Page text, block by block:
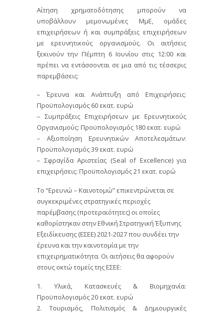
Αίτηση χρηματοδότησης μπορούν να
υποβάλλουν μεμονωμένες ΜμΕ, ομάδες
επιχειρήσεων ή και συμπράξεις επιχειρήσεων
με ερευνητικούς οργανισμούς. Οι αιτήσεις
ξεκινούν την Πέμπτη 6 Ιουνίου στις 12:00 και
πρέπει να εντάσσονται σε μια από τις τέσσερις
παρεμβάσεις:
– Έρευνα και Ανάπτυξη από Επιχειρήσεις:
Προϋπολογισμός 60 εκατ. ευρώ
– Συμπράξεις Επιχειρήσεων με Ερευνητικούς
Οργανισμούς: Προϋπολογισμός 180 εκατ. ευρώ
– Αξιοποίηση Ερευνητικών Αποτελεσμάτων:
Προϋπολογισμός 39 εκατ. ευρώ
– Σφραγίδα Αριστείας (Seal of Excellence) για
επιχειρήσεις: Προϋπολογισμός 21 εκατ. ευρώ
Το “Ερευνώ – Καινοτομώ” επικεντρώνεται σε
συγκεκριμένες στρατηγικές περιοχές
παρέμβασης (προτεραιότητες) οι οποίες
καθορίστηκαν στην Εθνική Στρατηγική Έξυπνης
Εξειδίκευσης (ΕΣΕΕ) 2021-2027 που συνδέει την
έρευνα και την καινοτομία με την
επιχειρηματικότητα. Οι αιτήσεις θα αφορούν
στους οκτώ τομείς της ΕΣΕΕ:
1. Υλικά, Κατασκευές & Βιομηχανία:
Προϋπολογισμός 20 εκατ. ευρώ
2. Τουρισμός, Πολιτισμός & Δημιουργικές